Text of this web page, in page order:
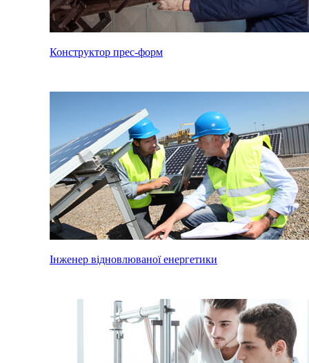
Конструктор прес-форм
Інженер відновлюваної енергетики